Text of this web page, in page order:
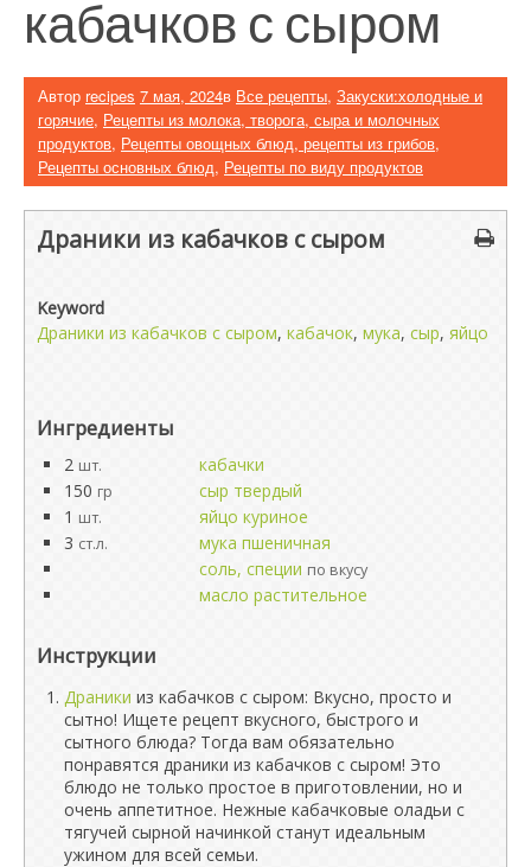
кабачков с сыром
Автор recipes 7 мая, 2024в Все рецепты, Закуски:холодные и
горячие, Рецепты из молока, творога, сыра и молочных
продуктов, Рецепты овощных блюд, рецепты из грибов,
Рецепты основных блюд, Рецепты по виду продуктов
Драники из кабачков с сыром
Keyword
Драники из кабачков с сыром, кабачок, мука, сыр, яйцо
Ингредиенты
2 шт.
кабачки
150 гр
сыр твердый
1 шт.
яйцо куриное
3 ст.л.
мука пшеничная
соль, специи по вкусу
масло растительное
Инструкции
Драники из кабачков с сыром: Вкусно, просто и
сытно! Ищете рецепт вкусного, быстрого и
сытного блюда? Тогда вам обязательно
понравятся драники из кабачков с сыром! Это
блюдо не только простое в приготовлении, но и
очень аппетитное. Нежные кабачковые оладьи с
тягучей сырной начинкой станут идеальным
ужином для всей семьи.